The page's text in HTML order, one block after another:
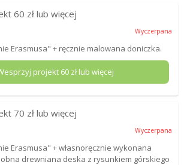
60 zł lub więcej
Wyczerpana
Erasmusa" + ręcznie malowana doniczka.
projekt 60 zł lub więcej
70 zł lub więcej
Wyczerpana
Erasmusa" + własnoręcznie wykonana
drewniana deska z rysunkiem górskiego